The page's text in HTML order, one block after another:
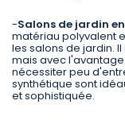
-Salons de jardin
matériau polyvalent
les salons de jardin.
mais avec
nécessiter peu
synthétique sont
et sophistiquée.